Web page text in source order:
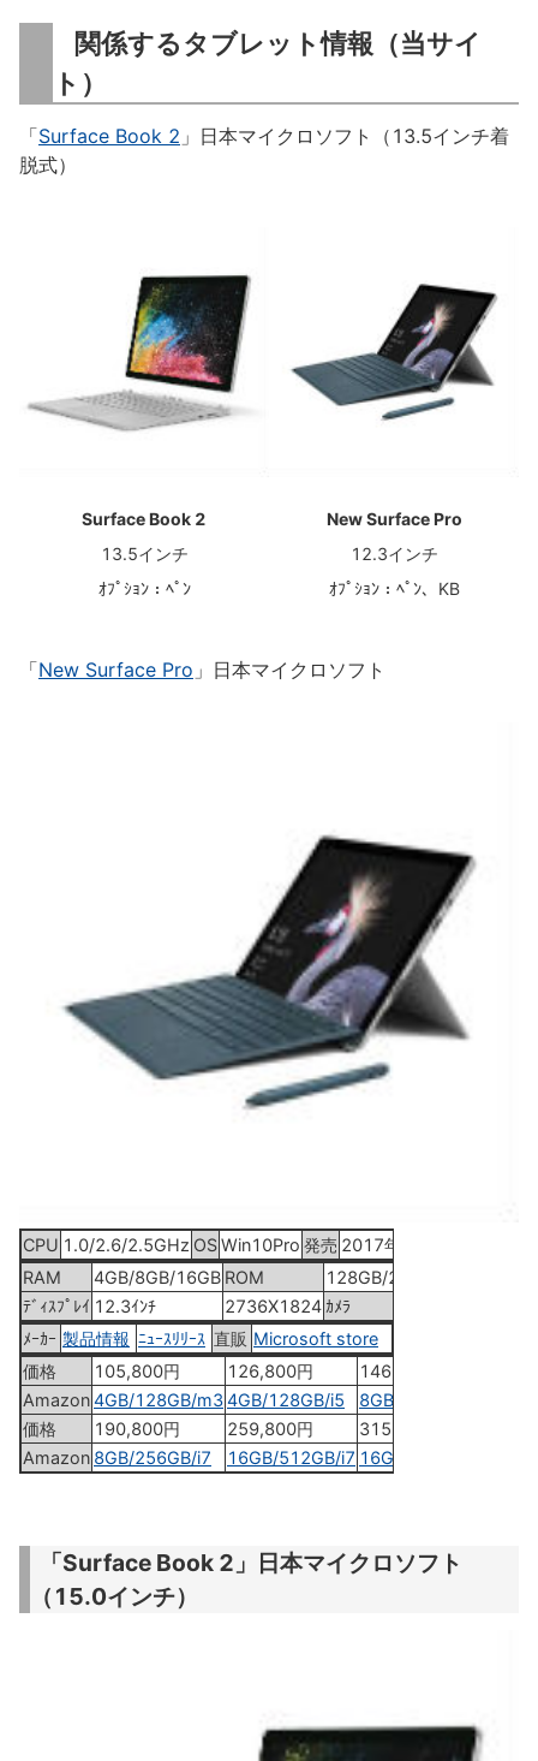
関係するタブレット情報（当サイ
ト）
「Surface Book 2 」日本マイクロソフト（13.5インチ着
脱式）
Surface Book 2
13.5インチ
ｵﾌﾟｼｮﾝ：ﾍﾟﾝ
New Surface Pro
12.3インチ
ｵﾌﾟｼｮﾝ：ﾍﾟﾝ、KB
「New Surface Pro 」日本マイクロソフト
CPU 1.0/2.6/2.5GHz OSWin10Pro 発売 2017年6月15日
RAM
4GB/8GB/16GB ROM
128GB/256GB/512GB/
ﾃﾞｨｽﾌﾟﾚｲ 12.3ｲﾝﾁ 2736X1824 ｶﾒﾗ
ﾒｰｶｰ 製品情報 ﾆｭｰｽﾘﾘｰｽ 直販 Microsoft store
価格
105,800円 126,800円
146,800円
Amazon4GB/128GB/m34GB/128GB/i5
8GB/256GB/i5
価格
190,800円 259,800円
315,800円
Amazon 8GB/256GB/i7 16GB/512GB/i7 16GB/1TB/i7
「Surface Book 2」日本マイクロソフト
（15.0インチ）